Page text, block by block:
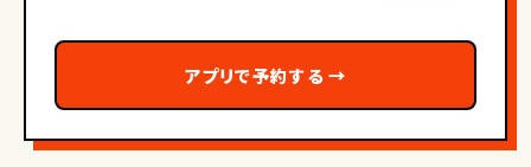
アプリで予約する →